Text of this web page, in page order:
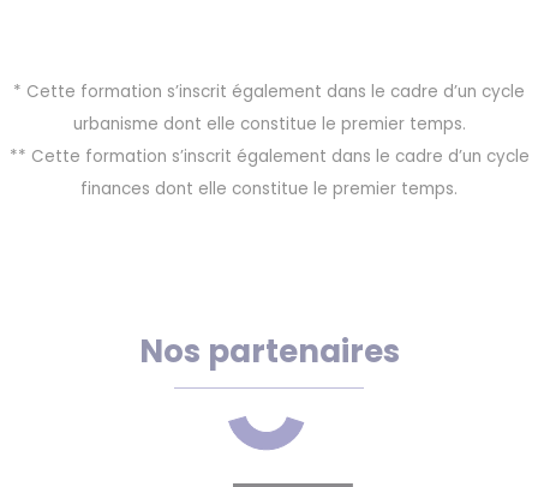
* Cette formation s’inscrit également dans le cadre d’un cycle
urbanisme dont elle constitue le premier temps.
** Cette formation s’inscrit également dans le cadre d’un cycle
finances dont elle constitue le premier temps.
Nos partenaires